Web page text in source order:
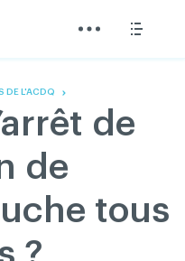
DE L'ACDQ
de
de
tous
?
Partager
Twitter
Youtube